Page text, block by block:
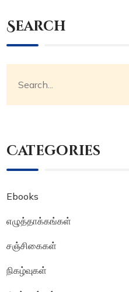
Search
Categories
Ebooks
எழுத்தாக்கங்கள்
சஞ்சிகைகள்
நிகழ்வுகள்